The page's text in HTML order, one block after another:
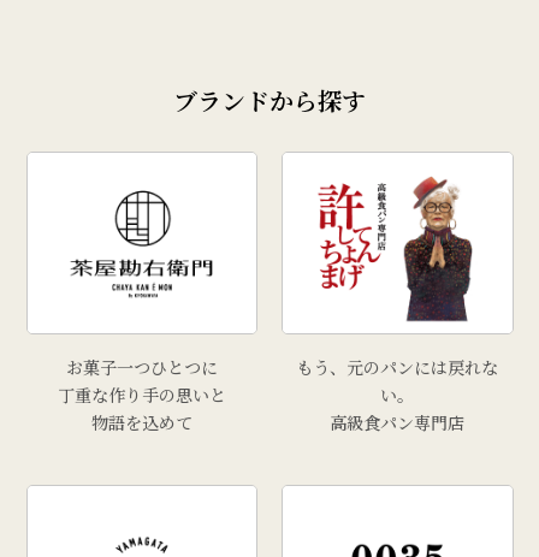
ブランドから探す
お菓子一つひとつに
丁重な作り手の思いと
物語を込めて
もう、元のパンには戻れな
い。
高級食パン専門店